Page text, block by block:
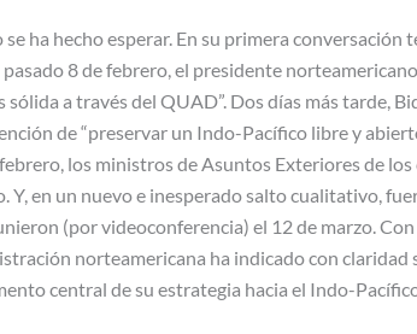
se ha hecho esperar. En su primera conversación
8 de febrero, el presidente
a través del QUAD”. Dos días más tarde,
de “preservar un Indo-Pacífico libre y
los ministros de Asuntos Exteriores de
en un nuevo e inesperado salto cualitativo,
(por videoconferencia) el 12 de marzo.
norteamericana ha indicado con claridad
central de su estrategia hacia el Indo-